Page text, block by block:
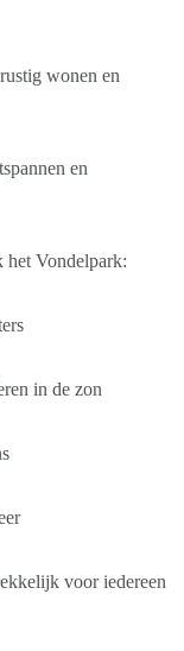
wonen en
en
het Vondelpark:
in de zon
voor iedereen